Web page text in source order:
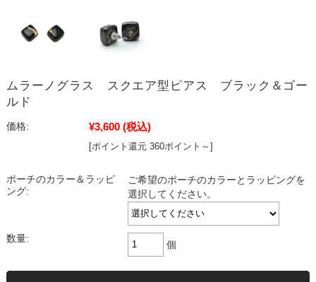
ムラーノグラス スクエア型ピアス ブラック＆ゴー
ルド
価格: ¥3,600 (税込)
[ポイント還元 360ポイント～]
ポーチのカラー＆ラッピ
ング:
ご希望のポーチのカラーとラッピングを
選択してください。
数量:
個